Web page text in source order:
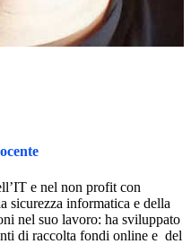
e nel non profit con
sicurezza informatica e della
nel suo lavoro: ha sviluppato
di raccolta fondi online e del